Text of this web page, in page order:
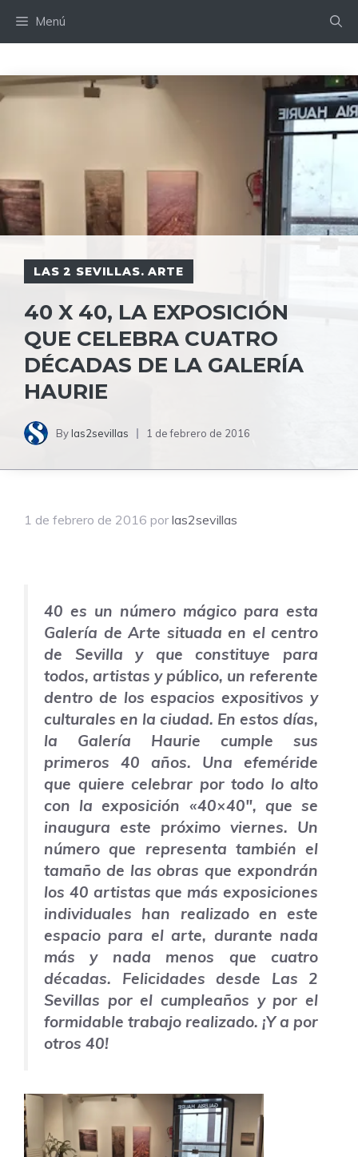
Menú
LAS 2 SEVILLAS. ARTE
40 X 40, LA EXPOSICIÓN
QUE CELEBRA CUATRO
DÉCADAS DE LA GALERÍA
HAURIE
Bylas2sevillas 1 de febrero de 2016
1 de febrero de 2016 por las2sevillas
40 es un número mágico para esta
Galería de Arte situada en el centro
de Sevilla y que constituye para
todos, artistas y público, un referente
dentro de los espacios expositivos y
culturales en la ciudad. En estos días,
la Galería Haurie cumple sus
primeros 40 años. Una efeméride
que quiere celebrar por todo lo alto
con la exposición «40×40″, que se
inaugura este próximo viernes. Un
número que representa también el
tamaño de las obras que expondrán
los 40 artistas que más exposiciones
individuales han realizado en este
espacio para el arte, durante nada
más y nada menos que cuatro
décadas. Felicidades desde Las 2
Sevillas por el cumpleaños y por el
formidable trabajo realizado. ¡Y a por
otros 40!